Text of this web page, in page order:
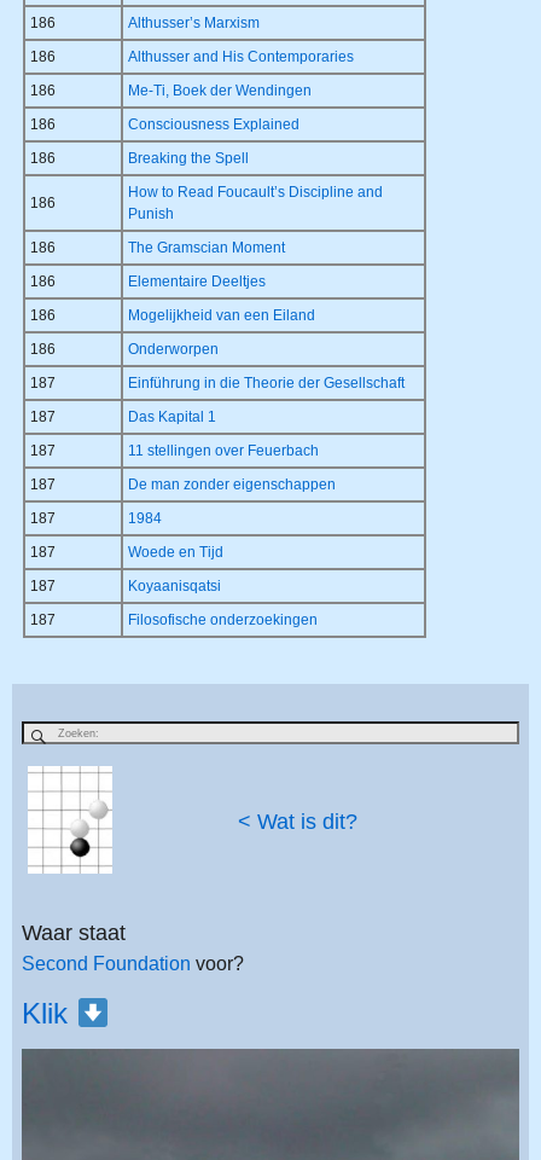
186
Althusser’s Marxism
186
Althusser and His Contemporaries
186
Me-Ti, Boek der Wendingen
186
Consciousness Explained
186
Breaking the Spell
186
How to Read Foucault’s Discipline and
Punish
186
The Gramscian Moment
186
Elementaire Deeltjes
186
Mogelijkheid van een Eiland
186
Onderworpen
187
Einführung in die Theorie der Gesellschaft
187
Das Kapital 1
187
11 stellingen over Feuerbach
187
De man zonder eigenschappen
187
1984
187
Woede en Tijd
187
Koyaanisqatsi
187
Filosofische onderzoekingen
< Wat is dit?
Waar staat
Second Foundation voor?
Klik